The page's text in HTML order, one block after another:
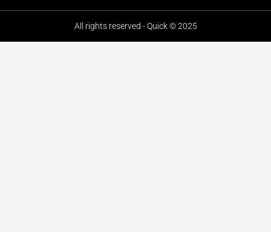
All rights reserved - Quick © 2025